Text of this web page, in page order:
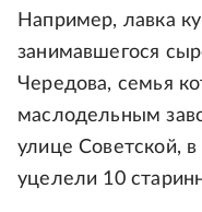
Например, лавка
занимавшегося
Чередова, семья
маслодельным
улице Советской,
уцелели 10